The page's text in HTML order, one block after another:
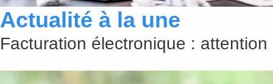
Actualité à la une
Facturation électronique :